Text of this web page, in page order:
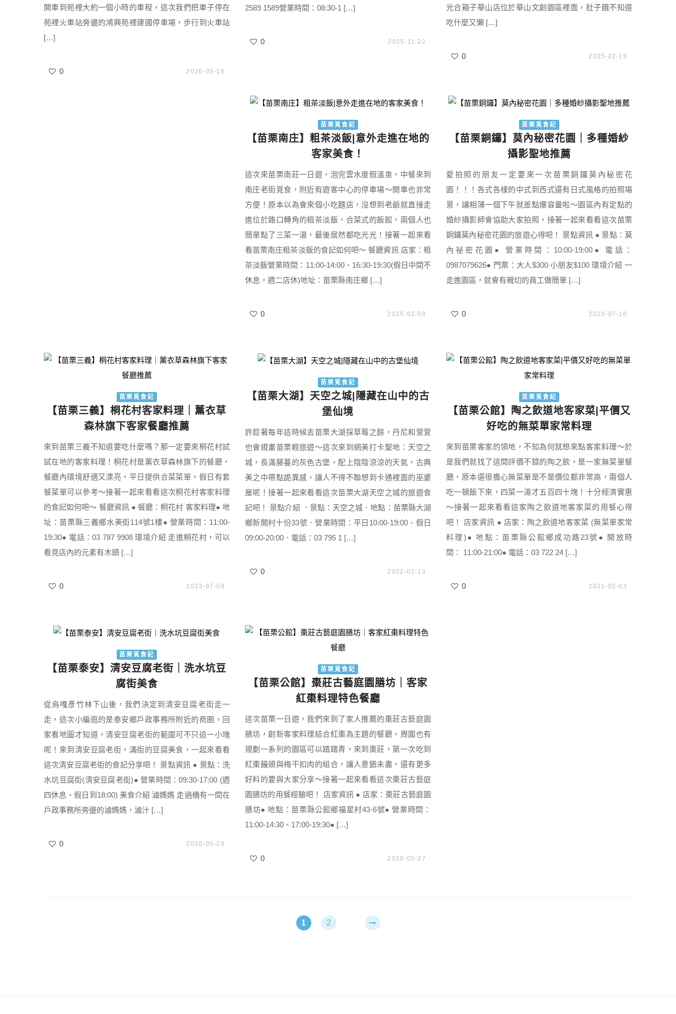
開車到苑裡大約一個小時的車程，這次我們把車子停在
苑裡火車站旁邊的鴻興苑裡建國停車場，步行到火車站
[…]
0 2026-05-16
2589 1589營業時間：08:30-1 […]
0 2025-11-22
光合箱子華山店位於華山文創園區裡面，肚子餓不知道
吃什麼又懶 […]
0 2025-02-15
苗栗覓食記
【苗栗南庄】粗茶淡飯|意外走進在地的
客家美食！
這次來苗栗南莊一日遊，泡完雲水度假溫泉，中餐來到
南庄老街覓食，附近有遊客中心的停車場～開車也非常
方便！原本以為會來個小吃麵店，沒想到老爺就直接走
進位於路口轉角的粗茶淡飯，合菜式的飯館，兩個人也
簡單點了三菜一湯，最後居然都吃光光！接著一起來看
看苗栗南庄粗茶淡飯的食記如何吧～ 餐廳資訊 店家：粗
茶淡飯營業時間：11:00-14:00、16:30-19:30(假日中間不
休息，週二店休)地址：苗栗縣南庄鄉 […]
0 2025-02-09
苗栗覓食記
【苗栗銅鑼】莫內秘密花園｜多種婚紗
攝影聖地推薦
愛拍照的朋友一定要來一次苗栗銅鑼莫內秘密花
園！！！各式各樣的中式到西式還有日式風格的拍照場
景，讓相簿一個下午就差點爆容量啦～園區內有定點的
婚紗攝影師會協助大家拍照，接著一起來看看這次苗栗
銅鑼莫內秘密花園的旅遊心得吧！ 景點資訊 ● 景點：莫
內祕密花園● 營業時間：10:00-19:00● 電話：
0987079626● 門票：大人$300 小朋友$100 環境介紹 一
走進園區，就會有親切的員工做簡單 […]
0 2023-07-10
苗栗覓食記
【苗栗三義】桐花村客家料理｜薰衣草
森林旗下客家餐廳推薦
來到苗栗三義不知道要吃什麼嗎？那一定要來桐花村試
試在地的客家料理！桐花村是薰衣草森林旗下的餐廳，
餐廳內環境舒適又漂亮，平日提供合菜菜單，假日有套
餐菜單可以參考～接著一起來看看這次桐花村客家料理
的食記如何吧～ 餐廳資訊 ● 餐廳：桐花村 客家料理● 地
址：苗栗縣三義鄉水美街114號1樓● 營業時間：11:00-
19:30● 電話：03 787 9908 環境介紹 走進桐花村，可以
看見店內的元素有木頭 […]
0 2023-07-09
苗栗覓食記
【苗栗大湖】天空之城|隱藏在山中的古
堡仙境
許趁著每年這時候去苗栗大湖採草莓之餘，丹尼和萱萱
也會規畫苗栗輕旅遊～這次來到網美打卡聖地：天空之
城，長滿藤蔓的灰色古堡，配上陰陰涼涼的天氣，古典
美之中帶點詭異感，讓人不得不聯想到卡通裡面的巫婆
屋呢！接著一起來看看這次苗栗大湖天空之城的旅遊食
記吧！ 景點介紹 ．景點：天空之城．地點：苗栗縣大湖
鄉新開村十份33號．營業時間：平日10:00-19:00、假日
09:00-20:00．電話：03 795 1 […]
0 2022-02-13
苗栗覓食記
【苗栗公館】陶之飲道地客家菜|平價又
好吃的無菜單家常料理
來到苗栗客家的領地，不知為何就想來點客家料理～於
是我們就找了這間評價不錯的陶之飲，是一家無菜單餐
廳，原本還很擔心無菜單是不是價位都非常高，兩個人
吃一頓飯下來，四菜一湯才五百四十塊！十分經濟實惠
～接著一起來看看這家陶之飲道地客家菜的用餐心得
吧！ 店家資訊 ● 店家：陶之飲道地客家菜 (無菜單家常
料理)● 地點：苗栗縣公館鄉成功路23號● 開放時
間： 11:00-21:00● 電話：03 722 24 […]
0 2021-02-03
苗栗覓食記
【苗栗泰安】清安豆腐老街｜洗水坑豆
腐街美食
從烏嘎彥竹林下山後，我們決定到清安豆腐老街走一
走，這次小編逛的是泰安鄉戶政事務所附近的商圈，回
家看地圖才知道，清安豆腐老街的範圍可不只這一小塊
呢！來到清安豆腐老街，滿街的豆腐美食，一起來看看
這次清安豆腐老街的食記分享吧！ 景點資訊 ● 景點：洗
水坑豆腐街(清安豆腐老街)● 營業時間：09:30-17:00 (週
四休息、假日到18:00) 美食介紹 滷媽媽 走過橋有一間在
戶政事務所旁邊的滷媽媽，滷汁 […]
0 2020-05-28
苗栗覓食記
【苗栗公館】棗莊古藝庭園膳坊｜客家
紅棗料理特色餐廳
這次苗栗一日遊，我們來到了家人推薦的棗莊古藝庭園
膳坊，創新客家料理結合紅棗為主題的餐廳，周圍也有
規劃一系列的園區可以踏踏青，來到棗莊，第一次吃到
紅棗饅頭與梅干扣肉的組合，讓人意猶未盡，還有更多
好料的要與大家分享～接著一起來看看這次棗莊古藝庭
園膳坊的用餐經驗吧！ 店家資訊 ● 店家：棗莊古藝庭園
膳坊● 地點：苗栗縣公館鄉福星村43-6號● 營業時間：
11:00-14:30、17:00-19:30● […]
0 2020-05-27
1 2